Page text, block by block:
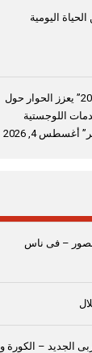
اليومية
“منتدى الشارقة للاستثمار 2026” يعزز الحوار حول
اللوجستية
أغسطس 4, 2026
– فى ناس
الجديد – الكورة و